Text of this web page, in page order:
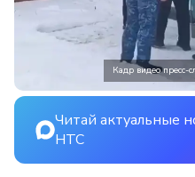
Кадр видео пресс-
Читай актуальные
НТС